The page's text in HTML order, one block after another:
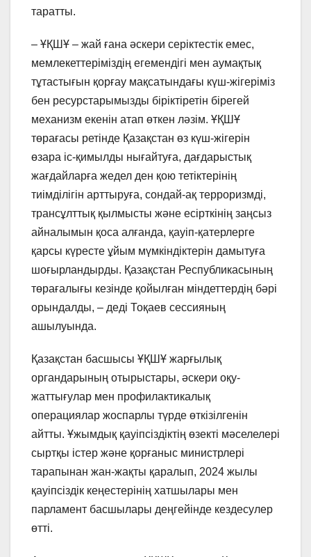
таратты.
– ҰҚШҰ – жай ғана әскери серіктестік емес,
мемлекеттеріміздің егемендігі мен аумақтық
тұтастығын қорғау мақсатындағы күш-жігеріміз
бен ресурстарымызды біріктіретін бірегей
механизм екенін атап өткен ләзім. ҰҚШҰ
төрағасы ретінде Қазақстан өз күш-жігерін
өзара іс-қимылды нығайтуға, дағдарыстық
жағдайларға жедел ден қою тетіктерінің
тиімділігін арттыруға, сондай-ақ терроризмді,
трансұлттық қылмысты және есірткінің заңсыз
айналымын қоса алғанда, қауіп-қатерлерге
қарсы күресте ұйым мүмкіндіктерін дамытуға
шоғырландырды. Қазақстан Республикасының
төрағалығы кезінде қойылған міндеттердің бәрі
орындалды, – деді Тоқаев сессияның
ашылуында.
Қазақстан басшысы ҰҚШҰ жарғылық
органдарының отырыстары, әскери оқу-
жаттығулар мен профилактикалық
операциялар жоспарлы түрде өткізілгенін
айтты. Ұжымдық қауіпсіздіктің өзекті мәселелері
сыртқы істер және қорғаныс министрлері
тарапынан жан-жақты қаралып, 2024 жылы
қауіпсіздік кеңестерінің хатшылары мен
парламент басшылары деңгейінде кездесулер
өтті.